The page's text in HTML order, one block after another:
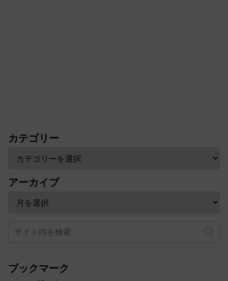
カテゴリー
アーカイブ
ブックマーク